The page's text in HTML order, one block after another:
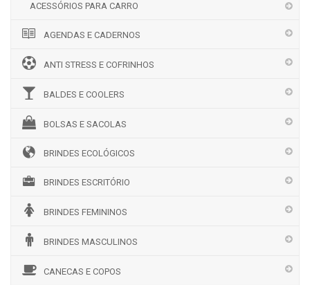
ACESSÓRIOS PARA CARRO
AGENDAS E CADERNOS
ANTI STRESS E COFRINHOS
BALDES E COOLERS
BOLSAS E SACOLAS
BRINDES ECOLÓGICOS
BRINDES ESCRITÓRIO
BRINDES FEMININOS
BRINDES MASCULINOS
CANECAS E COPOS